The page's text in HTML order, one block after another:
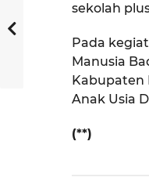
sekolah
Pada
Manusia
Anak Usia
(**)